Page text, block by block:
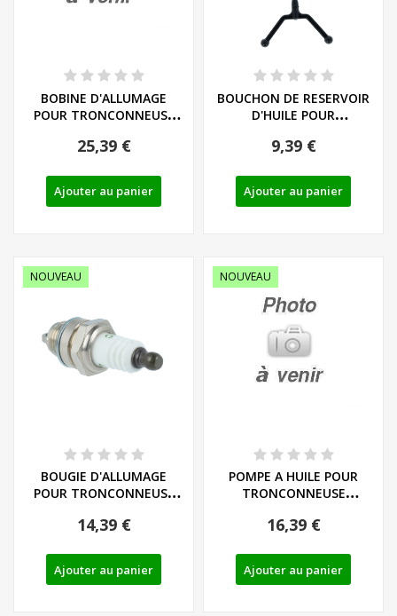
BOBINE D'ALLUMAGE
POUR TRONCONNEUSE
PERFORMANCE...
25,39 €
Ajouter au panier
BOUCHON DE RESERVOIR
D'HUILE POUR
PARKSIDE...
9,39 €
Ajouter au panier
NOUVEAU
BOUGIE D'ALLUMAGE
POUR TRONCONNEUSE
PERFORMANCE...
14,39 €
Ajouter au panier
NOUVEAU
POMPE A HUILE POUR
TRONCONNEUSE
-...
16,39 €
Ajouter au panier